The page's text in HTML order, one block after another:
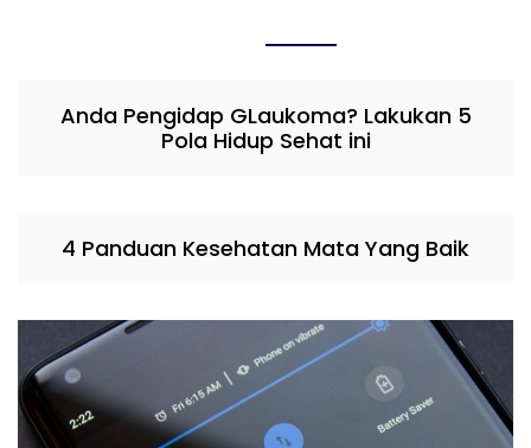
Anda Pengidap GLaukoma? Lakukan 5
Pola Hidup Sehat ini
4 Panduan Kesehatan Mata Yang Baik